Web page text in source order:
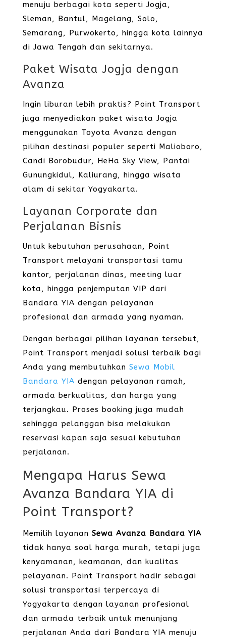
menuju berbagai kota seperti Jogja,
Sleman, Bantul, Magelang, Solo,
Semarang, Purwokerto, hingga kota lainnya
di Jawa Tengah dan sekitarnya.
Paket Wisata Jogja dengan
Avanza
Ingin liburan lebih praktis? Point Transport
juga menyediakan paket wisata Jogja
menggunakan Toyota Avanza dengan
pilihan destinasi populer seperti Malioboro,
Candi Borobudur, HeHa Sky View, Pantai
Gunungkidul, Kaliurang, hingga wisata
alam di sekitar Yogyakarta.
Layanan Corporate dan
Perjalanan Bisnis
Untuk kebutuhan perusahaan, Point
Transport melayani transportasi tamu
kantor, perjalanan dinas, meeting luar
kota, hingga penjemputan VIP dari
Bandara YIA dengan pelayanan
profesional dan armada yang nyaman.
Dengan berbagai pilihan layanan tersebut,
Point Transport menjadi solusi terbaik bagi
Anda yang membutuhkan Sewa Mobil
Bandara YIA dengan pelayanan ramah,
armada berkualitas, dan harga yang
terjangkau. Proses booking juga mudah
sehingga pelanggan bisa melakukan
reservasi kapan saja sesuai kebutuhan
perjalanan.
Mengapa Harus Sewa
Avanza Bandara YIA di
Point Transport?
Memilih layanan Sewa Avanza Bandara YIA
tidak hanya soal harga murah, tetapi juga
kenyamanan, keamanan, dan kualitas
pelayanan. Point Transport hadir sebagai
solusi transportasi terpercaya di
Yogyakarta dengan layanan profesional
dan armada terbaik untuk menunjang
perjalanan Anda dari Bandara YIA menuju